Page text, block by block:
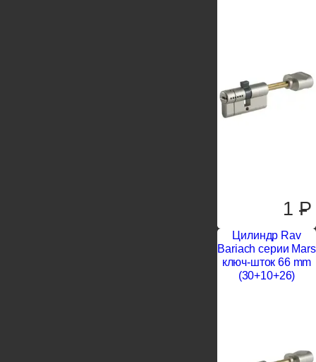
1P
Цилиндр Rav
Bariach серии Mars
ключ-шток 66 mm
(30+10+26)